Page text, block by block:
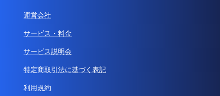
運営会社
サービス・料金
サービス説明会
特定商取引法に基づく表記
利用規約